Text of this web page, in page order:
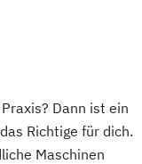
Dann ist ein
Richtige für dich.
Maschinen